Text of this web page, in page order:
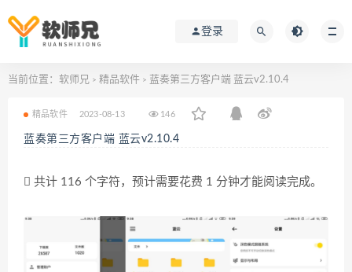
登录
当前位置： 软师兄 > 精品软件 > 蓝奏第三方客户端 蓝云v2.10.4
精品软件 2023-08-13 146
蓝奏第三方客户端 蓝云v2.10.4
共计 116 个字符，预计需要花费 1 分钟才能阅读完成。